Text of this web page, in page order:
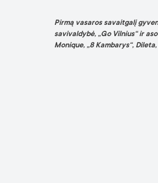
Pirmą vasaros savaitgalį
savivaldybė, „Go Vilnius“ ir
Monique, „8 Kambarys“,